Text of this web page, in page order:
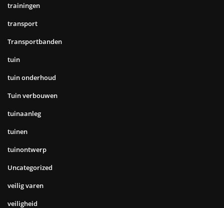
trainingen
transport
Transportbanden
tuin
tuin onderhoud
Tuin verbouwen
tuinaanleg
tuinen
tuinontwerp
Uncategorized
veilig varen
veiligheid